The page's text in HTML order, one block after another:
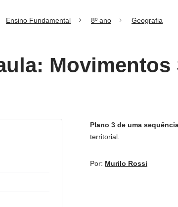
Ensino Fundamental 8º ano Geografia
Plano 3 de uma
territorial.
Por: Murilo Rossi